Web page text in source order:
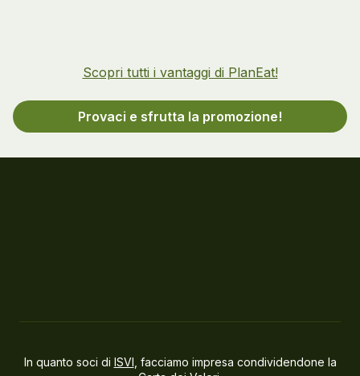
Scopri tutti i vantaggi di PlanEat!
Provaci e sfrutta la promozione!
In quanto soci di ISVI , facciamo impresa condividendone la